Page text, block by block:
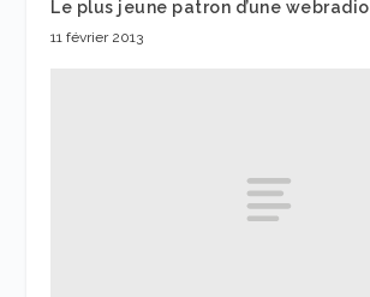
Le plus jeune patron d’une webradio
11 février 2013